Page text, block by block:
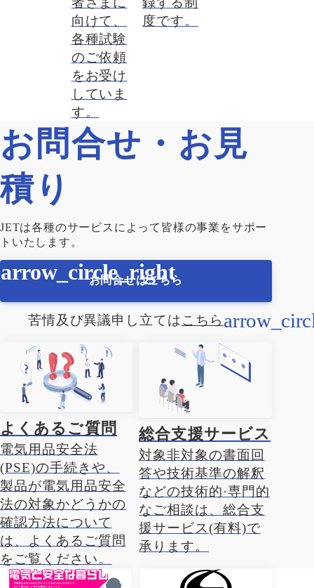
向けて、
各種試験
のご依頼
をお受け
していま
す。
度です。
お問合せ・お見
積り
JETは各種のサービスによって皆様の事業をサポー
トいたします。
お問合せはこちら
苦情及び異議申し立てはこちら
よくあるご質問
電気用品安全法
(PSE)の手続きや、
製品が電気用品安全
法の対象かどうかの
確認方法について
は、よくあるご質問
をご覧ください。
総合支援サービス
対象非対象の書面回
答や技術基準の解釈
などの技術的·専門的
なご相談は、総合支
援サービス(有料)で
承ります。